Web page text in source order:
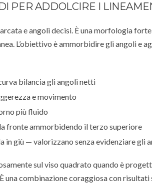
PER ADDOLCIRE I
e angoli decisi. È una morfologia
L’obiettivo è ammorbidire gli angoli e
bilancia gli angoli netti
e movimento
più fluido
fronte ammorbidendo il terzo superiore
in giù — valorizzano senza evidenziare gli
sul viso quadrato quando è
una combinazione coraggiosa con